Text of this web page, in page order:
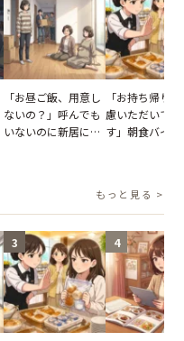
「お昼ご飯、用意し
ないの？」呼んでも
いないのに新居にあ
「お持ち帰り
慮いただいて
す」朝食バイ
が一変
もっと見る >
3 4